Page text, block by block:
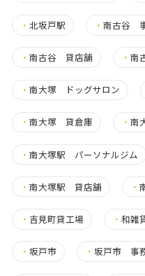
・ 北坂戸駅 ・南古谷
・ 南古谷 貸店舗 ・南
・ 南大塚 ドッグサロン
・ 南大塚 貸倉庫 ・南
・ 南大塚駅 パーソナルジム
・ 南大塚駅 貸店舗 ・
・ 吉見町貸工場 ・和雑
・ 坂戸市 ・坂戸市 事